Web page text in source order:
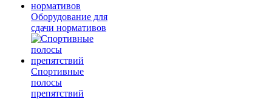
Оборудование для
сдачи нормативов
Спортивные
полосы
препятствий